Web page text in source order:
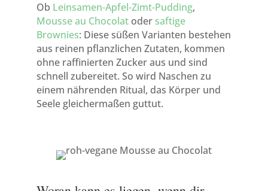
Ob Leinsamen-Apfel-Zimt-Pudding,
Mousse au Chocolatoder saftige
Brownies: Diese süßen Varianten bestehen
aus reinen pflanzlichen Zutaten, kommen
ohne raffinierten Zucker aus und sind
schnell zubereitet. So wird Naschen zu
einem nährenden Ritual, das Körper und
Seele gleichermaßen guttut.